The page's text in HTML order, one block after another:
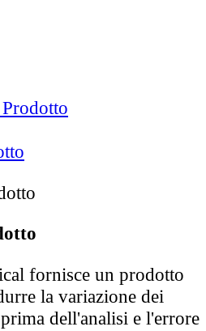
fornisce un prodotto
la variazione dei
dell'analisi e l'errore